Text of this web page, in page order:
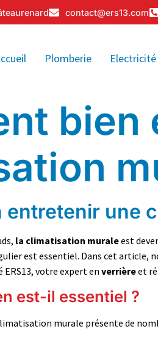
contact@ers13.com
Plomberie Electricité
bien
entretenir une
la climatisation muraleest
est essentiel. Dans cet
ERS13, votre expert en verrièreet
est-il essentiel ?
murale présente de